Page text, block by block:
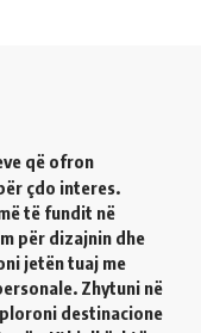
që ofron
çdo interes.
të fundit në
për dizajnin dhe
jetën tuaj me
Zhytuni në
destinacione